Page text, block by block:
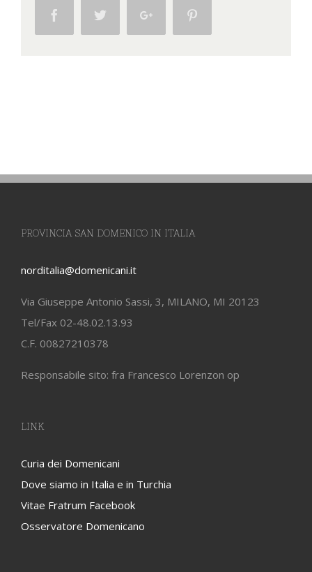
Facebook Twitter Google+
PROVINCIA SAN DOMENICO IN ITALIA
norditalia@domenicani.it
Via Giuseppe Antonio Sassi, 3, MILANO, MI 20123
Tel/Fax 02-48.02.13.93
C.F. 00827210378
Responsabile sito: fra Francesco Lorenzon op
LINK
Curia dei Domenicani
Dove siamo in Italia e in Turchia
Vitae Fratrum Facebook
Osservatore Domenicano